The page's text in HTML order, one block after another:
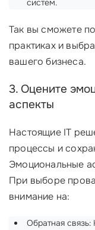
систем.
Так вы сможете
практиках и
вашего бизнеса.
3. Оцените
аспекты
Настоящие IT
процессы и
Эмоциональные
При выборе
внимание на:
Обратная